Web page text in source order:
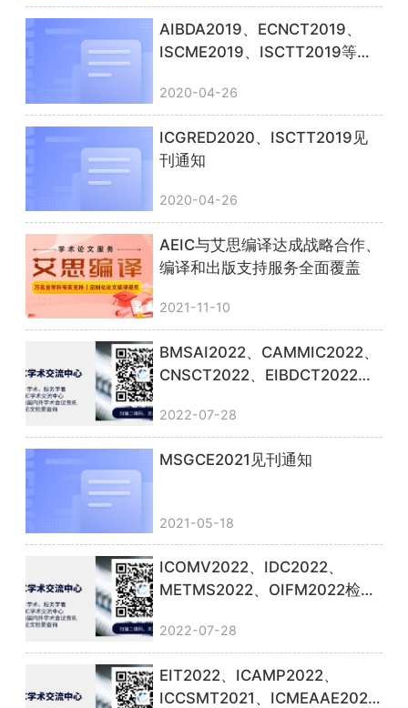
AIBDA2019、ECNCT2019、
ISCME2019、ISCTT2019等见
2020-04-26
ICGRED2020、ISCTT2019见
刊通知
2020-04-26
AEIC与艾思编译达成战略合作、
编译和出版支持服务全面覆盖
2021-11-10
BMSAI2022、CAMMIC2022、
CNSCT2022、EIBDCT2022检
2022-07-28
MSGCE2021见刊通知
2021-05-18
ICOMV2022、IDC2022、
METMS2022、OIFM2022检索
2022-07-28
EIT2022、ICAMP2022、
ICCSMT2021、ICMEAAE2022